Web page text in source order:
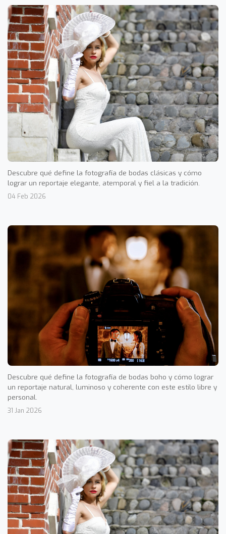
Descubre qué define la fotografía de bodas clásicas y cómo
lograr un reportaje elegante, atemporal y fiel a la tradición.
04 Feb 2026
Descubre qué define la fotografía de bodas boho y cómo lograr
un reportaje natural, luminoso y coherente con este estilo libre y
personal.
31 Jan 2026